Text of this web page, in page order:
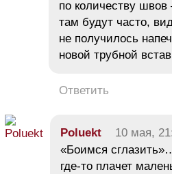
по количеству
там будут часто,
не получилось
новой трубной
Ответить
Poluekt 10 мая,
«Боимся
где-то плачет